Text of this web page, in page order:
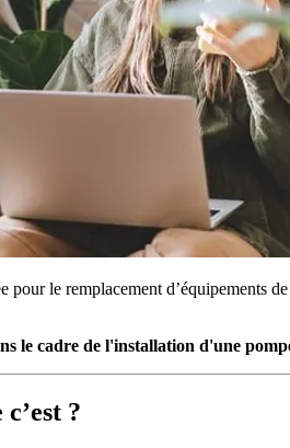
pour le remplacement d’équipements
le cadre de l'installation d'une
?